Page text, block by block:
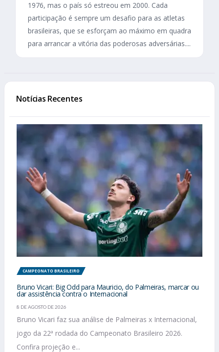
1976, mas o país só estreou em 2000. Cada
participação é sempre um desafio para as atletas
brasileiras, que se esforçam ao máximo em quadra
para arrancar a vitória das poderosas adversárias....
Notícias Recentes
CAMPEONATO BRASILEIRO
Bruno Vicari: Big Odd para Mauricio, do Palmeiras, marcar ou
dar assistência contra o Internacional
8 DE AGOSTO DE 2026
Bruno Vicari faz sua análise de Palmeiras x Internacional,
jogo da 22ª rodada do Campeonato Brasileiro 2026.
Confira projeção e...